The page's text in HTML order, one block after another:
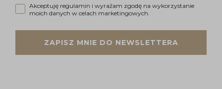
Akceptuję regulamin i wyrażam zgodę na wykorzystanie
Akceptuję regulamin i wyrażam zgodę na wykorzystanie
moich danych w celach marketingowych.
ZAPISZ MNIE DO NEWSLETTERA